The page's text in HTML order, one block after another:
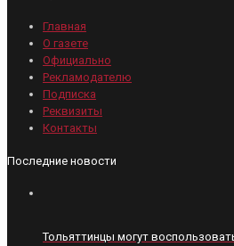
Главная
О газете
Официально
Рекламодателю
Подписка
Реквизиты
Контакты
Последние новости
Тольяттинцы могут